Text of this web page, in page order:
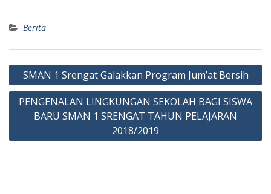
Berita
Post
navigation
SMAN 1 Srengat Galakkan Program Jum’at Bersih
PENGENALAN LINGKUNGAN SEKOLAH BAGI SISWA
BARU SMAN 1 SRENGAT TAHUN PELAJARAN
2018/2019